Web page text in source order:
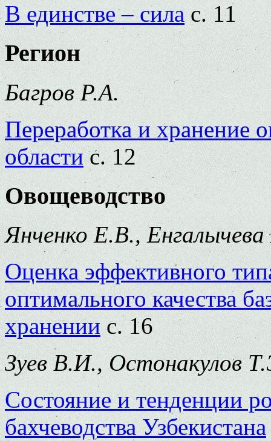
В единстве – силас. 11
Регион
Багров Р.А.
Переработка и хранение
областис. 12
Овощеводство
Янченко Е.В.,
Оценка эффективного
оптимального качества
хранениис. 16
Зуев В.И., Остонакулов
Состояние и тенденции
бахчеводства Узбекистана